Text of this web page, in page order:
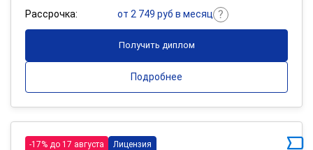
Рассрочка:
от 2 749 руб в месяц
Получить диплом
Подробнее
-17% до 17 августа Лицензия